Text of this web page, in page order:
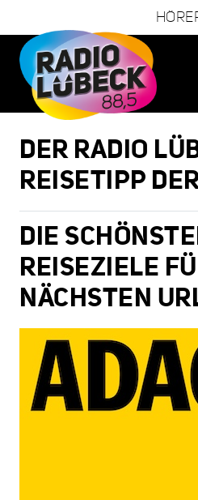
DER RADIO
REISETIPP
DIE
REISEZIELE
NÄCHSTEN